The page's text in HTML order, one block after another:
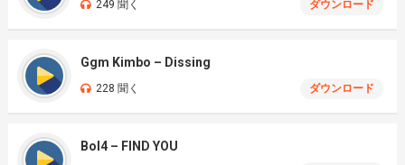
249 聞く ダウンロード
Ggm Kimbo – Dissing
228 聞く ダウンロード
Bol4 – FIND YOU